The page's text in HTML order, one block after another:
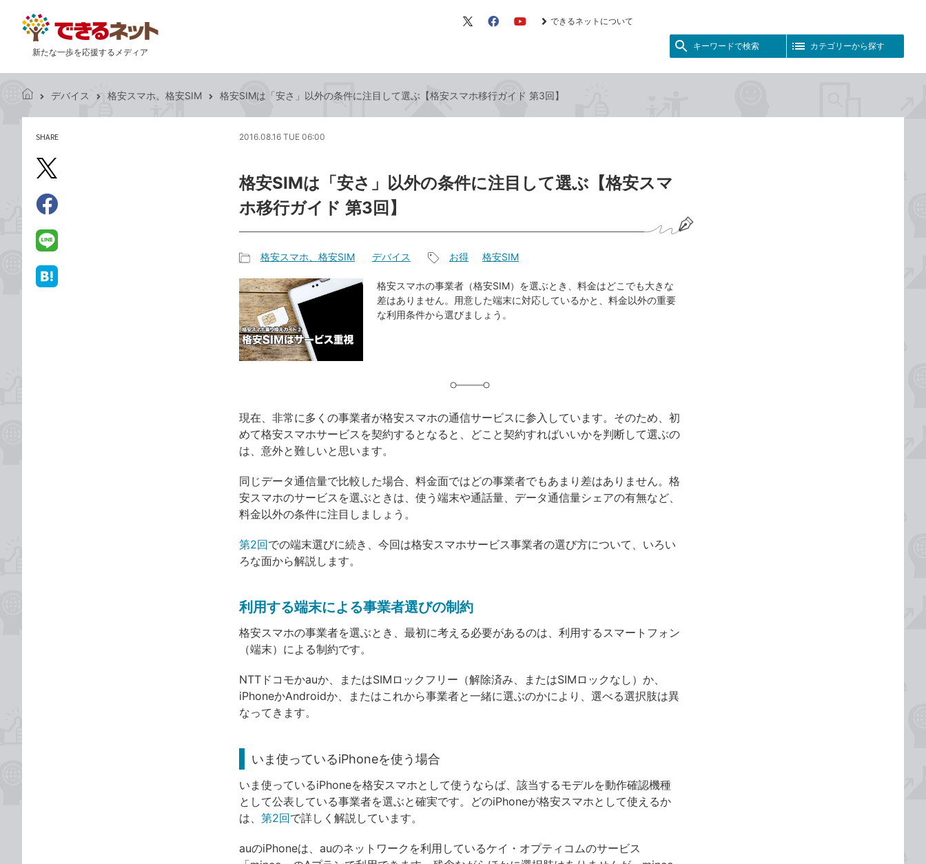
新たな一歩を応援するメディア
X（旧 FacebookYouTube
できるネットについて
キーワードで検索 カテゴリーから探す
き
る
ッ
ト
デバイス 格安スマホ、格安SIM 格安SIMは「安さ」以外の条件に注目して選ぶ【格安スマホ移行ガイド 第3回】
SHARE
X（旧
で
2016.08.16 TUE 06:00
格安SIMは「安さ」以外の条件に注目して選ぶ【格安スマ
ホ移行ガイド 第3回】
事
カ
テ
ゴ
リ
格安スマホ、格安SIM デバイス
事
タ
グ
お得 格安SIM
格安スマホの事業者（格安SIM）を選ぶとき、料金はどこでも大きな
差はありません。用意した端末に対応しているかと、料金以外の重要
な利用条件から選びましょう。
現在、非常に多くの事業者が格安スマホの通信サービスに参入しています。そのため、初
めて格安スマホサービスを契約するとなると、どこと契約すればいいかを判断して選ぶの
は、意外と難しいと思います。
同じデータ通信量で比較した場合、料金面ではどの事業者でもあまり差はありません。格
安スマホのサービスを選ぶときは、使う端末や通話量、データ通信量シェアの有無など、
料金以外の条件に注目しましょう。
第2回での端末選びに続き、今回は格安スマホサービス事業者の選び方について、いろい
ろな面から解説します。
利用する端末による事業者選びの制約
格安スマホの事業者を選ぶとき、最初に考える必要があるのは、利用するスマートフォン
（端末）による制約です。
NTTドコモかauか、またはSIMロックフリー（解除済み、またはSIMロックなし）か、
iPhoneかAndroidか、またはこれから事業者と一緒に選ぶのかにより、選べる選択肢は異
なってきます。
いま使っているiPhoneを使う場合
いま使っているiPhoneを格安スマホとして使うならば、該当するモデルを動作確認機種
として公表している事業者を選ぶと確実です。どのiPhoneが格安スマホとして使えるか
は、 第2回で詳しく解説しています。
auのiPhoneは、auのネットワークを利用しているケイ・オプティコムのサービス